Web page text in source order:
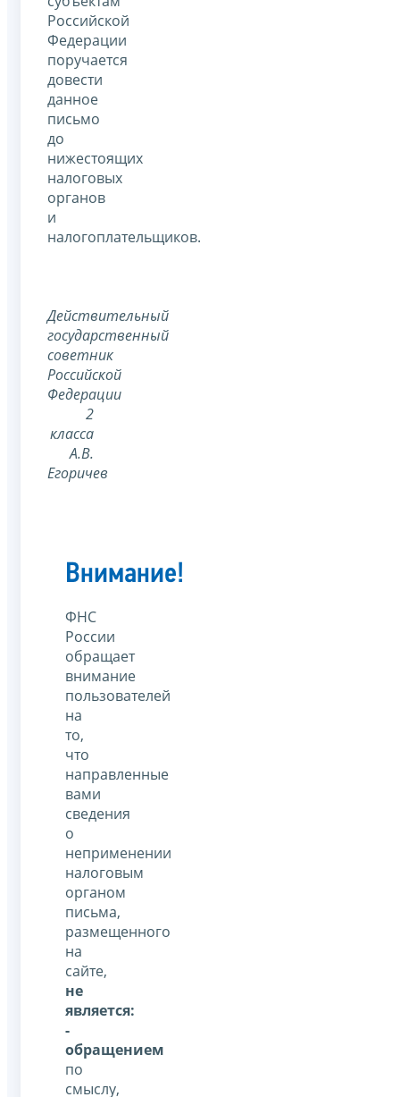
Российской
Федерации
поручается
довести
данное
письмо
до
нижестоящих
налоговых
органов
и
налогоплательщиков.
Действительный
государственный
советник
Российской
Федерации
2
класса
А.В.
Егоричев
Внимание!
ФНС
России
обращает
внимание
пользователей
на
то,
что
направленные
вами
сведения
о
неприменении
налоговым
органом
письма,
размещенного
на
сайте,
не
является:
-
обращением
по
смыслу,